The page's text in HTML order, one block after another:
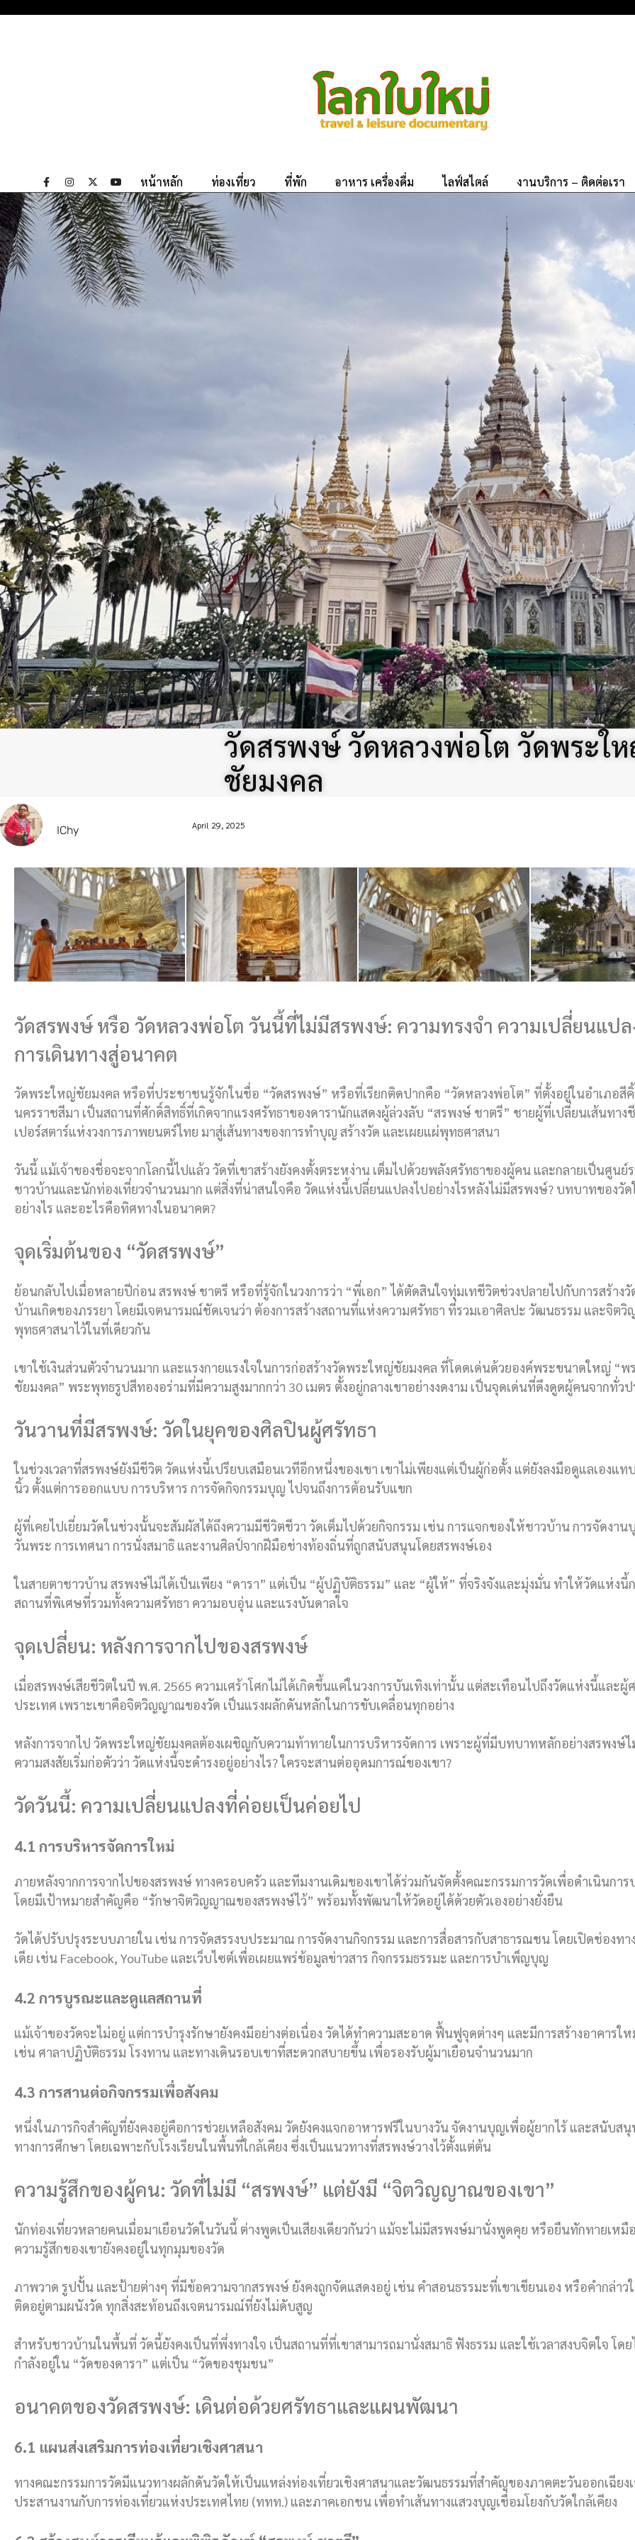
หน้าหลัก ท่องเที่ยว ที่พัก อาหาร เครื่องดื่ม ไลฟ์สไตล์ งานบริการ – ติดต่อเรา
วัดสรพงษ์ วัดหลวงพ่อโต วัดพระใ
ชัยมงคล
IChy April 29, 2025
วัดสรพงษ์ หรือ วัดหลวงพ่อโต วันนี้ที่ไม่มีสรพงษ์: ความทรงจำ ความเปลี่ยนแปล
การเดินทางสู่อนาคต
วัดพระใหญ่ชัยมงคล หรือที่ประชาชนรู้จักในชื่อ “วัดสรพงษ์” หรือที่เรียกติดปากคือ “วัดหลวงพ่อโต” ที่ตั้งอยู่ในอำเภอสี
นครราชสีมา เป็นสถานที่ศักดิ์สิทธิ์ที่เกิดจากแรงศรัทธาของดารานักแสดงผู้ล่วงลับ “สรพงษ์ ชาตรี” ชายผู้ที่เปลี่ยนเส้นทาง
เปอร์สตาร์แห่งวงการภาพยนตร์ไทย มาสู่เส้นทางของการทำบุญ สร้างวัด และเผยแผ่พุทธศาสนา
วันนี้ แม้เจ้าของชื่อจะจากโลกนี้ไปแล้ว วัดที่เขาสร้างยังคงตั้งตระหง่าน เต็มไปด้วยพลังศรัทธาของผู้คน และกลายเป็นศูนย์
ชาวบ้านและนักท่องเที่ยวจำนวนมาก แต่สิ่งที่น่าสนใจคือ วัดแห่งนี้เปลี่ยนแปลงไปอย่างไรหลังไม่มีสรพงษ์? บทบาทของวั
อย่างไร และอะไรคือทิศทางในอนาคต?
จุดเริ่มต้นของ “วัดสรพงษ์”
ย้อนกลับไปเมื่อหลายปีก่อน สรพงษ์ ชาตรี หรือที่รู้จักในวงการว่า “พี่เอก” ได้ตัดสินใจทุ่มเทชีวิตช่วงปลายไปกับการสร้าง
บ้านเกิดของภรรยา โดยมีเจตนารมณ์ชัดเจนว่า ต้องการสร้างสถานที่แห่งความศรัทธา ที่รวมเอาศิลปะ วัฒนธรรม และจิต
พุทธศาสนาไว้ในที่เดียวกัน
เขาใช้เงินส่วนตัวจำนวนมาก และแรงกายแรงใจในการก่อสร้างวัดพระใหญ่ชัยมงคล ที่โดดเด่นด้วยองค์พระขนาดใหญ่ “
ชัยมงคล” พระพุทธรูปสีทองอร่ามที่มีความสูงมากกว่า 30 เมตร ตั้งอยู่กลางเขาอย่างงดงาม เป็นจุดเด่นที่ดึงดูดผู้คนจากทั่ว
วันวานที่มีสรพงษ์: วัดในยุคของศิลปินผู้ศรัทธา
ในช่วงเวลาที่สรพงษ์ยังมีชีวิต วัดแห่งนี้เปรียบเสมือนเวทีอีกหนึ่งของเขา เขาไม่เพียงแต่เป็นผู้ก่อตั้ง แต่ยังลงมือดูแลเองแท
นิ้ว ตั้งแต่การออกแบบ การบริหาร การจัดกิจกรรมบุญ ไปจนถึงการต้อนรับแขก
ผู้ที่เคยไปเยี่ยมวัดในช่วงนั้นจะสัมผัสได้ถึงความมีชีวิตชีวา วัดเต็มไปด้วยกิจกรรม เช่น การแจกของให้ชาวบ้าน การจัดงา
วันพระ การเทศนา การนั่งสมาธิ และงานศิลป์จากฝีมือช่างท้องถิ่นที่ถูกสนับสนุนโดยสรพงษ์เอง
ในสายตาชาวบ้าน สรพงษ์ไม่ได้เป็นเพียง “ดารา” แต่เป็น “ผู้ปฏิบัติธรรม” และ “ผู้ให้” ที่จริงจังและมุ่งมั่น ทำให้วัดแห่งนี้
สถานที่พิเศษที่รวมทั้งความศรัทธา ความอบอุ่น และแรงบันดาลใจ
จุดเปลี่ยน: หลังการจากไปของสรพงษ์
เมื่อสรพงษ์เสียชีวิตในปี พ.ศ. 2565 ความเศร้าโศกไม่ได้เกิดขึ้นแค่ในวงการบันเทิงเท่านั้น แต่สะเทือนไปถึงวัดแห่งนี้และผู้
ประเทศ เพราะเขาคือจิตวิญญาณของวัด เป็นแรงผลักดันหลักในการขับเคลื่อนทุกอย่าง
หลังการจากไป วัดพระใหญ่ชัยมงคลต้องเผชิญกับความท้าทายในการบริหารจัดการ เพราะผู้ที่มีบทบาทหลักอย่างสรพงษ์
ความสงสัยเริ่มก่อตัวว่า วัดแห่งนี้จะดำรงอยู่อย่างไร? ใครจะสานต่ออุดมการณ์ของเขา?
วัดวันนี้: ความเปลี่ยนแปลงที่ค่อยเป็นค่อยไป
4.1 การบริหารจัดการใหม่
ภายหลังจากการจากไปของสรพงษ์ ทางครอบครัว และทีมงานเดิมของเขาได้ร่วมกันจัดตั้งคณะกรรมการวัดเพื่อดำเนินกา
โดยมีเป้าหมายสำคัญคือ “รักษาจิตวิญญาณของสรพงษ์ไว้” พร้อมทั้งพัฒนาให้วัดอยู่ได้ด้วยตัวเองอย่างยั่งยืน
วัดได้ปรับปรุงระบบภายใน เช่น การจัดสรรงบประมาณ การจัดงานกิจกรรม และการสื่อสารกับสาธารณชน โดยเปิดช่องทา
เดีย เช่น Facebook, YouTube และเว็บไซต์เพื่อเผยแพร่ข้อมูลข่าวสาร กิจกรรมธรรมะ และการบำเพ็ญบุญ
4.2 การบูรณะและดูแลสถานที่
แม้เจ้าของวัดจะไม่อยู่ แต่การบำรุงรักษายังคงมีอย่างต่อเนื่อง วัดได้ทำความสะอาด ฟื้นฟูจุดต่างๆ และมีการสร้างอาคารใ
เช่น ศาลาปฏิบัติธรรม โรงทาน และทางเดินรอบเขาที่สะดวกสบายขึ้น เพื่อรองรับผู้มาเยือนจำนวนมาก
4.3 การสานต่อกิจกรรมเพื่อสังคม
หนึ่งในภารกิจสำคัญที่ยังคงอยู่คือการช่วยเหลือสังคม วัดยังคงแจกอาหารฟรีในบางวัน จัดงานบุญเพื่อผู้ยากไร้ และสนับส
ทางการศึกษา โดยเฉพาะกับโรงเรียนในพื้นที่ใกล้เคียง ซึ่งเป็นแนวทางที่สรพงษ์วางไว้ตั้งแต่ต้น
ความรู้สึกของผู้คน: วัดที่ไม่มี “สรพงษ์” แต่ยังมี “จิตวิญญาณของเขา”
นักท่องเที่ยวหลายคนเมื่อมาเยือนวัดในวันนี้ ต่างพูดเป็นเสียงเดียวกันว่า แม้จะไม่มีสรพงษ์มานั่งพูดคุย หรือยืนทักทายเห
ความรู้สึกของเขายังคงอยู่ในทุกมุมของวัด
ภาพวาด รูปปั้น และป้ายต่างๆ ที่มีข้อความจากสรพงษ์ ยังคงถูกจัดแสดงอยู่ เช่น คำสอนธรรมะที่เขาเขียนเอง หรือคำกล่าว
ติดอยู่ตามผนังวัด ทุกสิ่งสะท้อนถึงเจตนารมณ์ที่ยังไม่ดับสูญ
สำหรับชาวบ้านในพื้นที่ วัดนี้ยังคงเป็นที่พึ่งทางใจ เป็นสถานที่ที่เขาสามารถมานั่งสมาธิ ฟังธรรม และใช้เวลาสงบจิตใจ โดย
กำลังอยู่ใน “วัดของดารา” แต่เป็น “วัดของชุมชน”
อนาคตของวัดสรพงษ์: เดินต่อด้วยศรัทธาและแผนพัฒนา
6.1 แผนส่งเสริมการท่องเที่ยวเชิงศาสนา
ทางคณะกรรมการวัดมีแนวทางผลักดันวัดให้เป็นแหล่งท่องเที่ยวเชิงศาสนาและวัฒนธรรมที่สำคัญของภาคตะวันออกเฉียง
ประสานงานกับการท่องเที่ยวแห่งประเทศไทย (ททท.) และภาคเอกชน เพื่อทำเส้นทางแสวงบุญเชื่อมโยงกับวัดใกล้เคียง